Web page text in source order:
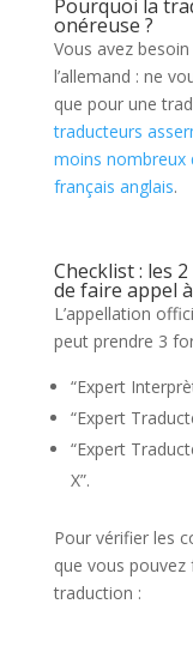
Pourquoi la
onéreuse ?
Vous avez besoin
l’allemand : ne
que pour une
traducteurs
moins nombreux
français anglais.
Checklist : les
de faire appel
L’appellation
peut prendre 3
“Expert
“Expert
“Expert
X”.
Pour vérifier les
que vous pouvez
traduction :